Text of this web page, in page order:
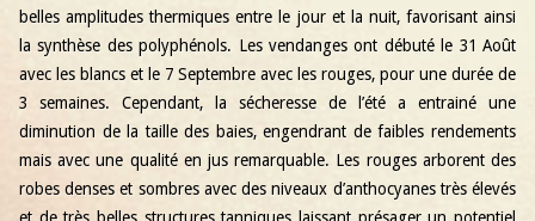
belles amplitudes thermiques entre le jour et la nuit, favorisant ainsi
la synthèse des polyphénols. Les vendanges ont débuté le 31 Août
avec les blancs et le 7 Septembre avec les rouges, pour une durée de
3 semaines. Cependant, la sécheresse de l’été a entrainé une
diminution de la taille des baies, engendrant de faibles rendements
mais avec une qualité en jus remarquable. Les rouges arborent des
robes denses et sombres avec des niveaux d’anthocyanes très élevés
et de très belles structures tanniques laissant présager un potentiel